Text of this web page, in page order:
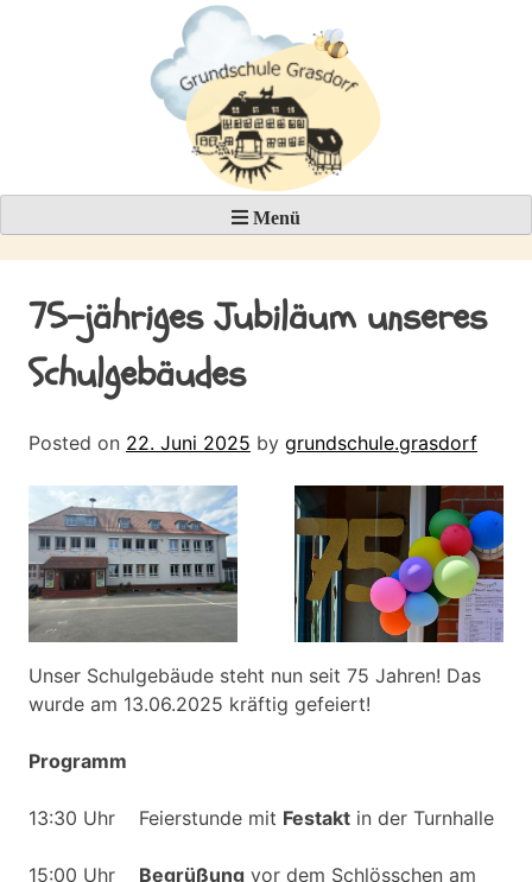
Menü
75-jähriges Jubiläum unseres
Schulgebäudes
Posted on 22. Juni 2025 by grundschule.grasdorf
Unser Schulgebäude steht nun seit 75 Jahren! Das
wurde am 13.06.2025 kräftig gefeiert!
Programm
13:30 Uhr Feierstunde mit Festakt in der Turnhalle
15:00 Uhr Begrüßung vor dem Schlösschen am